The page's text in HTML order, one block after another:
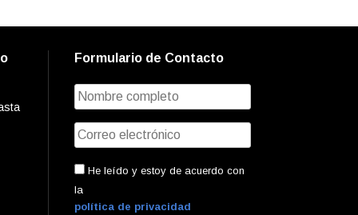
Formulario de Contacto
He leído y estoy de acuerdo con
la
política de privacidad